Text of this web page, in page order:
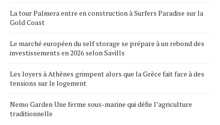
La tour Palmera entre en construction à Surfers Paradise sur la
Gold Coast
Le marché européen du self storage se prépare à un rebond des
investissements en 2026 selon Savills
Les loyers à Athènes grimpent alors que la Grèce fait face à des
tensions sur le logement
Nemo Garden Une ferme sous-marine qui défie l’agriculture
traditionnelle